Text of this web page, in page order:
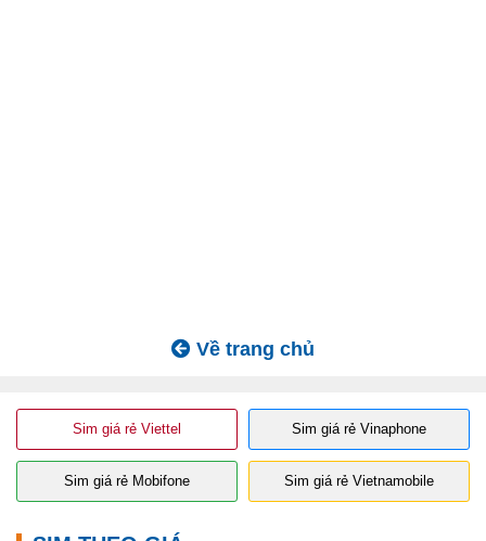
Về trang chủ
Sim giá rẻ Viettel Sim giá rẻ Vinaphone
Sim giá rẻ Mobifone Sim giá rẻ Vietnamobile